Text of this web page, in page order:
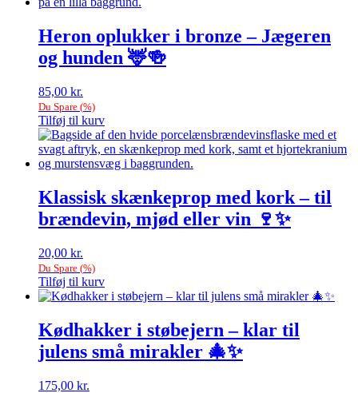
Heron oplukker i bronze – Jægeren
og hunden 🦌🍻
85,00 kr.
Du Spare (%)
Tilføj til kurv
Klassisk skænkeprop med kork – til
brændevin, mjød eller vin 🍷✨
20,00 kr.
Du Spare (%)
Tilføj til kurv
Kødhakker i støbejern – klar til
julens små mirakler 🎄✨
175,00 kr.